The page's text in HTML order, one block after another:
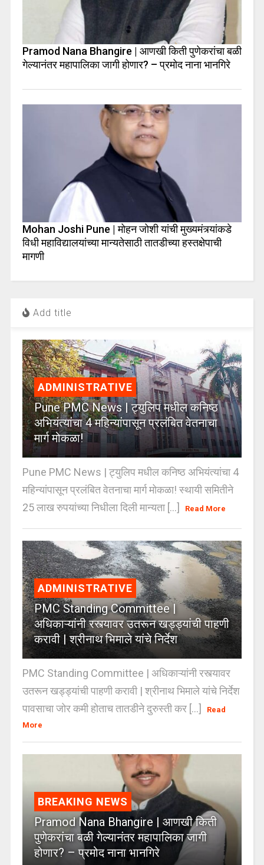
Pramod Nana Bhangire | आणखी किती पुणेकरांचा बळी
गेल्यानंतर महापालिका जागी होणार? – प्रमोद नाना भानगिरे
Mohan Joshi Pune | मोहन जोशी यांची मुख्यमंत्र्यांकडे
विधी महाविद्यालयांच्या मान्यतेसाठी तातडीच्या हस्तक्षेपाची
मागणी
Add title
ADMINISTRATIVE
Pune PMC News | ट्युलिप मधील कनिष्ठ
अभियंत्यांचा 4 महिन्यांपासून प्रलंबित वेतनाचा
मार्ग मोकळा!
Pune PMC News | ट्युलिप मधील कनिष्ठ अभियंत्यांचा 4
महिन्यांपासून प्रलंबित वेतनाचा मार्ग मोकळा! स्थायी समितीने
25 लाख रुपयांच्या निधीला दिली मान्यता [...]
Read More
ADMINISTRATIVE
PMC Standing Committee |
अधिकाऱ्यांनी रस्त्यावर उतरून खड्ड्यांची पाहणी
करावी | श्रीनाथ भिमाले यांचे निर्देश
PMC Standing Committee | अधिकाऱ्यांनी रस्त्यावर
उतरून खड्ड्यांची पाहणी करावी | श्रीनाथ भिमाले यांचे निर्देश
पावसाचा जोर कमी होताच तातडीने दुरुस्ती कर [...]
Read
More
BREAKING NEWS
Pramod Nana Bhangire | आणखी किती
पुणेकरांचा बळी गेल्यानंतर महापालिका जागी
होणार? – प्रमोद नाना भानगिरे